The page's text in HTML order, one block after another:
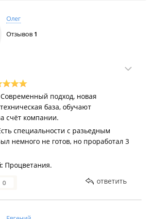
Олег
Отзывов 1
Современный подход, новая
база, обучают
счёт компании.
специальности с разьедным
немного не готов, но проработал 3
Процветания.
0 ответить